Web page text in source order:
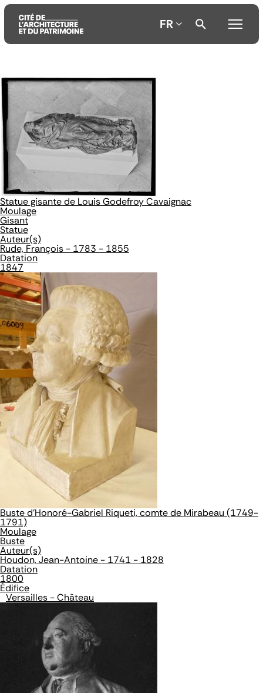
Aller
au
contenu
principal
Aller
au
menu
principal
Aller
à
la
recherche
FR
Statue gisante de Louis Godefroy Cavaignac
Moulage
Gisant
Statue
Auteur(s)
Rude, François - 1783 - 1855
Datation
1847
Buste d'Honoré-Gabriel Riqueti, comte de Mirabeau (1749-
1791)
Moulage
Buste
Auteur(s)
Houdon, Jean-Antoine - 1741 - 1828
Datation
1800
Édifice
Versailles - Château